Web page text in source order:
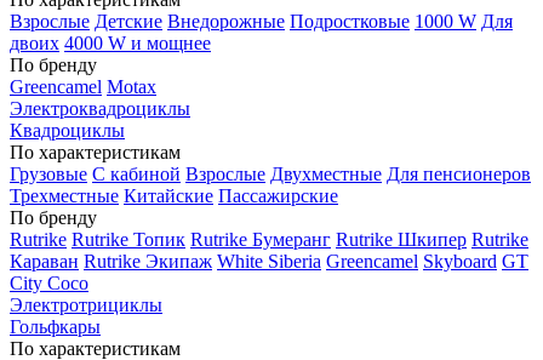
Взрослые Детские Внедорожные Подростковые 1000 W Для
двоих 4000 W и мощнее
По бренду
Greencamel Motax
Электроквадроциклы
Квадроциклы
По характеристикам
Грузовые С кабиной Взрослые Двухместные Для пенсионеров
Трехместные Китайские Пассажирские
По бренду
Rutrike Rutrike Топик Rutrike Бумеранг Rutrike Шкипер Rutrike
Караван Rutrike Экипаж White Siberia Greencamel Skyboard GT
City Coco
Электротрициклы
Гольфкары
По характеристикам